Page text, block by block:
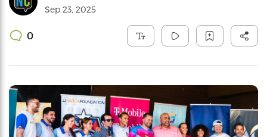
Sep 23, 2025
0